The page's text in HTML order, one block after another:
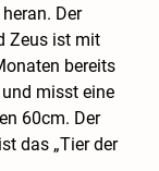
Der
Zeus ist mit
bereits
misst eine
60cm. Der
das „Tier der